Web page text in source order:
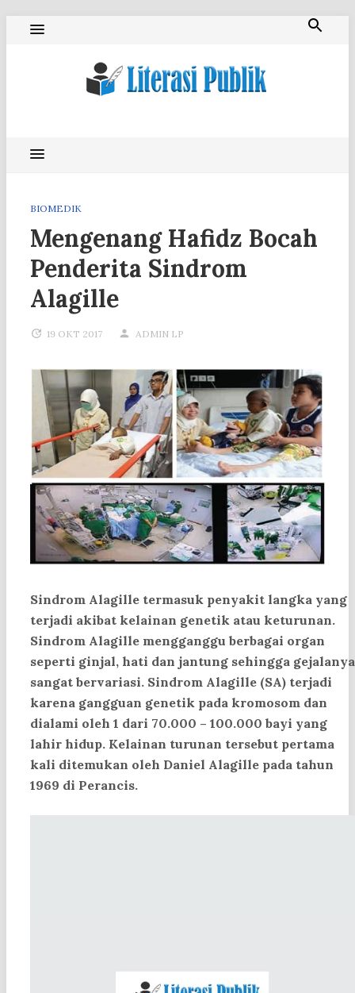
BIOMEDIK
Mengenang Hafidz Bocah
Penderita Sindrom
Alagille
19 OKT 2017 ADMIN LP
Sindrom Alagille termasuk penyakit langka yang
terjadi akibat kelainan genetik atau keturunan.
Sindrom Alagille mengganggu berbagai organ
seperti ginjal, hati dan jantung sehingga gejalanya
sangat bervariasi. Sindrom Alagille (SA) terjadi
karena gangguan genetik pada kromosom dan
dialami oleh 1 dari 70.000 – 100.000 bayi yang
lahir hidup. Kelainan turunan tersebut pertama
kali ditemukan oleh Daniel Alagille pada tahun
1969 di Perancis.